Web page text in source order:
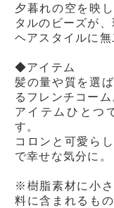
夕暮れの空を映
タルのビーズが
ヘアスタイルに無
◆アイテム
髪の量や質を選
るフレンチコーム
アイテムひとつ
す。
コロンと可愛ら
で幸せな気分に。
※樹脂素材に小
料に含まれるも